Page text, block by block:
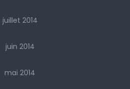
juillet 2014
juin 2014
mai 2014